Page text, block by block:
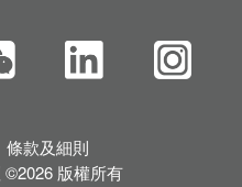
條款及細則
版權所有